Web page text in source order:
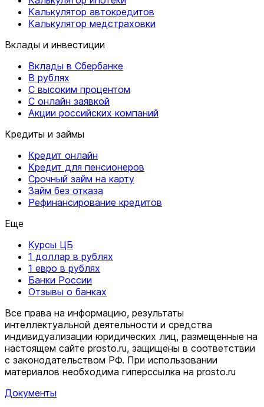
Калькулятор автокредитов
Калькулятор медстраховки
Вклады и инвестиции
Вклады в Сбербанке
В рублях
С высоким процентом
С онлайн заявкой
Акции российских компаний
Кредиты и займы
Кредит онлайн
Кредит для пенсионеров
Срочный займ на карту
Займ без отказа
Рефинансирование кредитов
Еще
Курсы ЦБ
1 доллар в рублях
1 евро в рублях
Банки России
Отзывы о банках
Все права на информацию, результаты
интеллектуальной деятельности и средства
индивидуализации юридических лиц, размещенные на
настоящем сайте prosto.ru, защищены в соответствии
c законодательством РФ. При использовании
материалов необходима гиперссылка на prosto.ru
Документы